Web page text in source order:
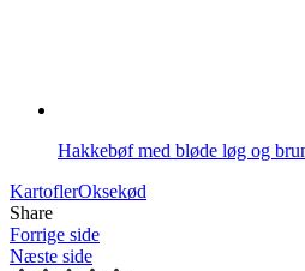
Hakkebøf med bløde løg og
KartoflerOksekød
Share
Forrige side
Næste side